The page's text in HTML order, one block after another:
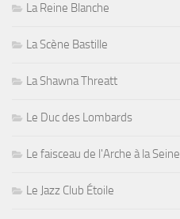
La Reine Blanche
La Scène Bastille
La Shawna Threatt
Le Duc des Lombards
Le faisceau de l'Arche à la Seine
Le Jazz Club Étoile